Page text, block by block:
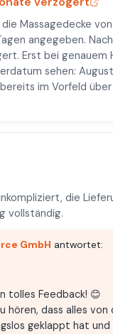
die Massagedecke
angegeben.
Erst bei genauem
sehen:
im Vorfeld über
die
vollständig.
GmbH antwortet:
tolles Feedback! 😊
hören, dass alles
geklappt hat